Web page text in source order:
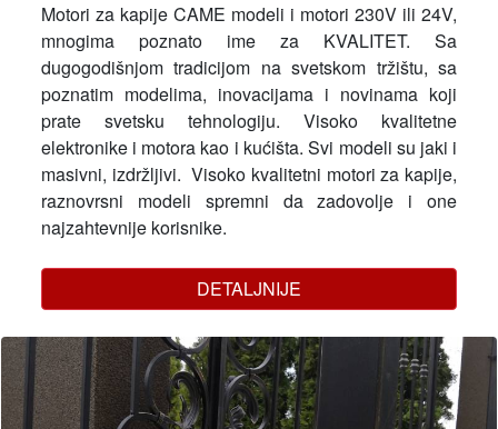
Motori za kapije CAME modeli i motori 230V ili 24V,
mnogima poznato ime za KVALITET. Sa
dugogodišnjom tradicijom na svetskom tržištu, sa
poznatim modelima, inovacijama i novinama koji
prate svetsku tehnologiju. Visoko kvalitetne
elektronike i motora kao i kućišta. Svi modeli su jaki i
masivni, izdržljivi. Visoko kvalitetni motori za kapije,
raznovrsni modeli spremni da zadovolje i one
najzahtevnije korisnike.
DETALJNIJE